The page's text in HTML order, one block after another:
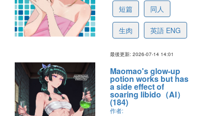
短篇 同人
生肉 英語 ENG
最後更新: 2026-07-14 14:01
Maomao's glow-up
potion works but has
a side effect of
soaring libido（AI）
(184)
作者: